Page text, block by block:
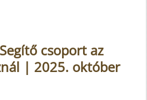
csoport az
| 2025. október